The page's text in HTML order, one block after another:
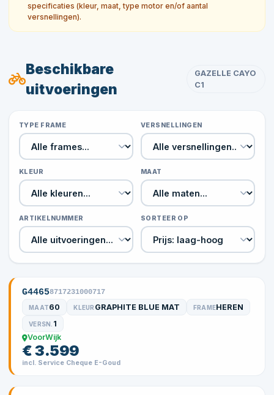
specificaties (kleur, maat, type motor en/of aantal
versnellingen).
Beschikbare
uitvoeringen
GAZELLE CAYO
C1
TYPE FRAME VERSNELLINGEN
KLEUR MAAT
ARTIKELNUMMER SORTEER OP
G44658717231000717
MAAT60 KLEUR GRAPHITE BLUE MAT FRAMEHEREN
VERSN. 1
VoorWijk
€ 3.599
incl. Service Cheque E-Goud